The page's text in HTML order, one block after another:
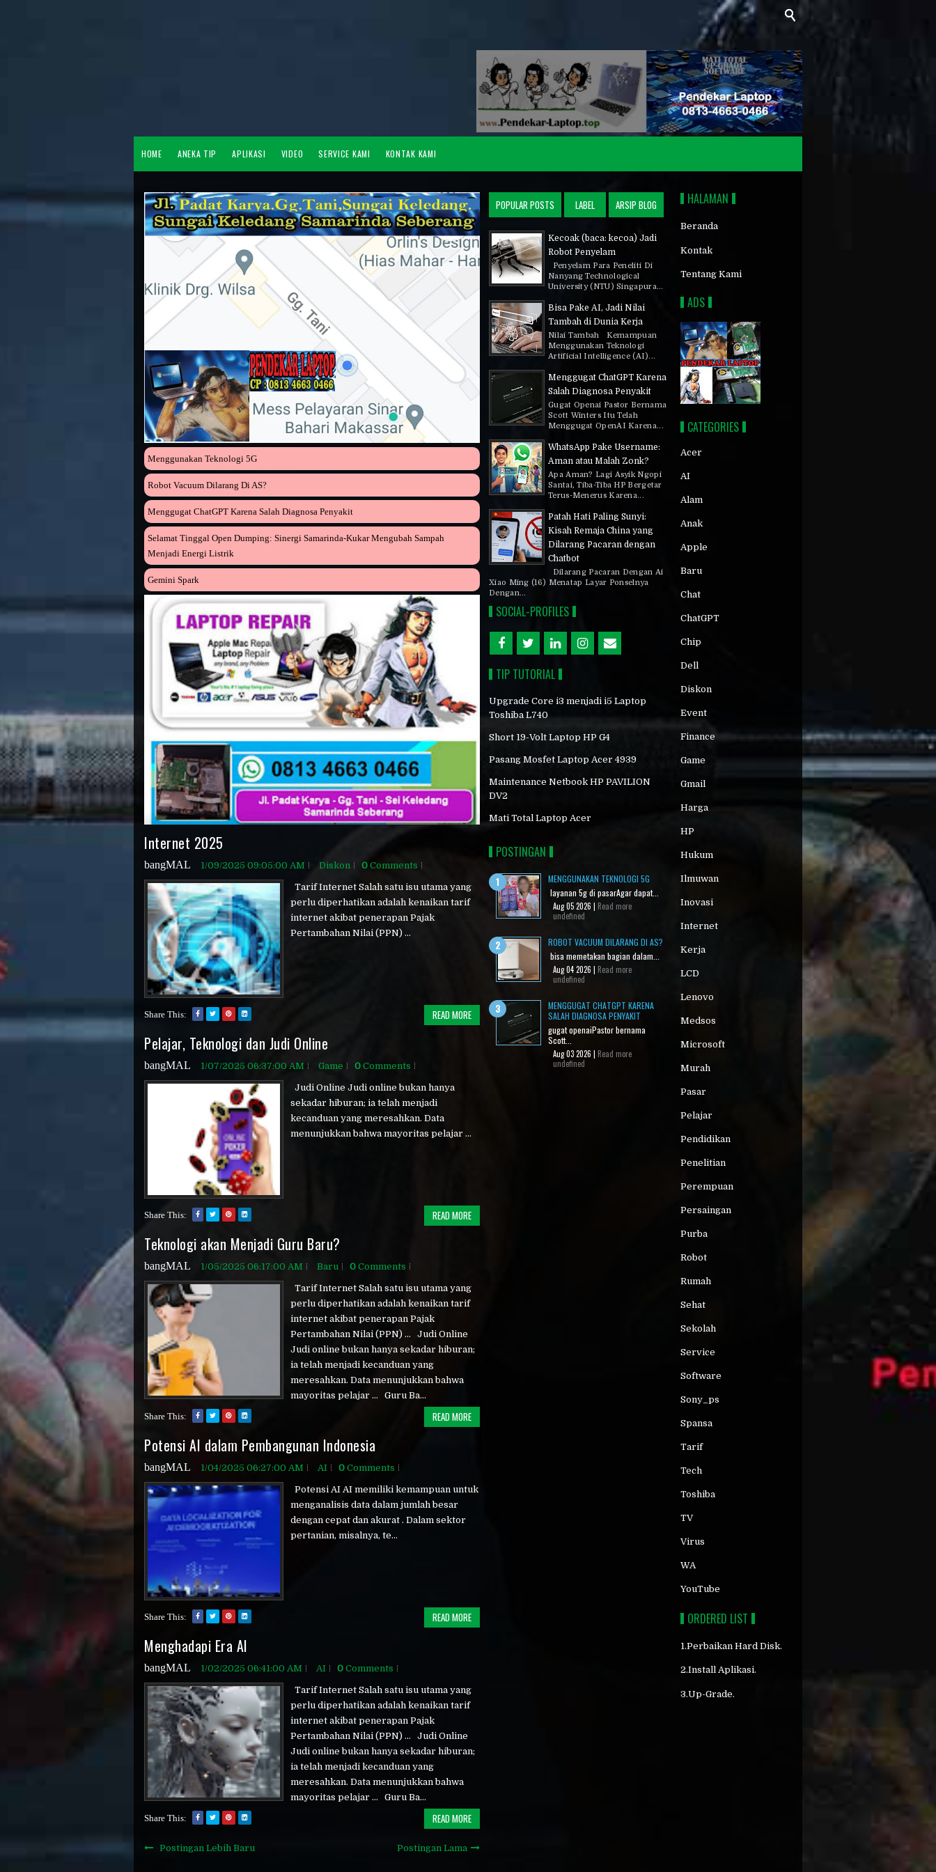
HOME ANEKA TIP APLIKASI VIDEO SERVICE KAMI KONTAK KAMI
Menggunakan Teknologi 5G
Robot Vacuum Dilarang Di AS?
Menggugat ChatGPT Karena Salah Diagnosa Penyakit
Selamat Tinggal Open Dumping: Sinergi Samarinda-Kukar Mengubah Sampah
Menjadi Energi Listrik
Gemini Spark
Internet 2025
bangMAL 1/09/2025 09:05:00 AM Diskon 0 Comments
Tarif Internet Salah satu isu utama yang
perlu diperhatikan adalah kenaikan tarif
internet akibat penerapan Pajak
Pertambahan Nilai (PPN) ...
Share This: READ MORE
Pelajar, Teknologi dan Judi Online
bangMAL 1/07/2025 06:37:00 AM Game 0 Comments
Judi Online Judi online bukan hanya
sekadar hiburan; ia telah menjadi
kecanduan yang meresahkan. Data
menunjukkan bahwa mayoritas pelajar ...
Share This: READ MORE
Teknologi akan Menjadi Guru Baru?
bangMAL 1/05/2025 06:17:00 AM Baru 0 Comments
Tarif Internet Salah satu isu utama yang
perlu diperhatikan adalah kenaikan tarif
internet akibat penerapan Pajak
Pertambahan Nilai (PPN) ... Judi Online
Judi online bukan hanya sekadar hiburan;
ia telah menjadi kecanduan yang
meresahkan. Data menunjukkan bahwa
mayoritas pelajar ... Guru Ba...
Share This:
READ MORE
Potensi AI dalam Pembangunan Indonesia
bangMAL 1/04/2025 06:27:00 AM AI 0 Comments
Potensi AI AI memiliki kemampuan untuk
menganalisis data dalam jumlah besar
dengan cepat dan akurat . Dalam sektor
pertanian, misalnya, te...
Share This: READ MORE
Menghadapi Era AI
bangMAL 1/02/2025 06:41:00 AM AI 0 Comments
Tarif Internet Salah satu isu utama yang
perlu diperhatikan adalah kenaikan tarif
internet akibat penerapan Pajak
Pertambahan Nilai (PPN) ... Judi Online
Judi online bukan hanya sekadar hiburan;
ia telah menjadi kecanduan yang
meresahkan. Data menunjukkan bahwa
mayoritas pelajar ... Guru Ba...
Share This:
READ MORE
Postingan Lebih Baru Postingan Lama
POPULAR POSTS LABEL ARSIP BLOG
Kecoak (baca: kecoa) Jadi
Robot Penyelam
Penyelam Para Peneliti Di
Nanyang Technological
University (NTU) Singapura...
Bisa Pake AI, Jadi Nilai
Tambah di Dunia Kerja
Nilai Tambah Kemampuan
Menggunakan Teknologi
Artificial Intelligence (AI)...
Menggugat ChatGPT Karena
Salah Diagnosa Penyakit
Gugat Openai Pastor Bernama
Scott Winters Itu Telah
Menggugat OpenAI Karena...
WhatsApp Pake Username:
Aman atau Malah Zonk?
Apa Aman? Lagi Asyik Ngopi
Santai, Tiba-Tiba HP Bergetar
Terus-Menerus Karena...
Patah Hati Paling Sunyi:
Kisah Remaja China yang
Dilarang Pacaran dengan
Chatbot
Dilarang Pacaran Dengan Ai
Xiao Ming (16) Menatap Layar Ponselnya
Dengan...
SOCIAL-PROFILES
TIP TUTORIAL
Upgrade Core i3 menjadi i5 Laptop
Toshiba L740
Short 19-Volt Laptop HP G4
Pasang Mosfet Laptop Acer 4939
Maintenance Netbook HP PAVILION
DV2
Mati Total Laptop Acer
POSTINGAN
MENGGUNAKAN TEKNOLOGI 5G
layanan 5g di pasarAgar dapat...
Aug 05 2026 | Read more
undefined
ROBOT VACUUM DILARANG DI AS?
bisa memetakan bagian dalam...
Aug 04 2026 | Read more
undefined
MENGGUGAT CHATGPT KARENA
SALAH DIAGNOSA PENYAKIT
gugat openaiPastor bernama
Scott...
Aug 03 2026 | Read more
undefined
HALAMAN
Beranda
Kontak
Tentang Kami
ADS
CATEGORIES
Acer
AI
Alam
Anak
Apple
Baru
Chat
ChatGPT
Chip
Dell
Diskon
Event
Finance
Game
Gmail
Harga
HP
Hukum
Ilmuwan
Inovasi
Internet
Kerja
LCD
Lenovo
Medsos
Microsoft
Murah
Pasar
Pelajar
Pendidikan
Penelitian
Perempuan
Persaingan
Purba
Robot
Rumah
Sehat
Sekolah
Service
Software
Sony_ps
Spansa
Tarif
Tech
Toshiba
TV
Virus
WA
YouTube
ORDERED LIST
1.Perbaikan Hard Disk.
2.Install Aplikasi.
3.Up-Grade.